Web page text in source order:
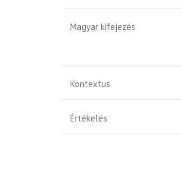
Magyar kifejezés
Kontextus
Értékelés